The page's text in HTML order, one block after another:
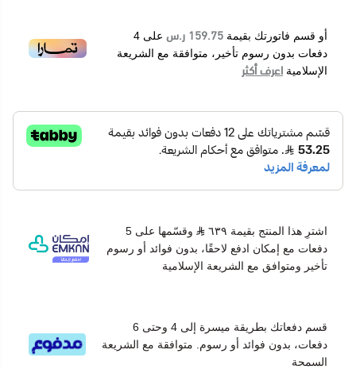
أو قسم فاتورتك بقيمة 159.75 ر.س على 4
دفعات بدون رسوم تأخير، متوافقة مع الشريعة
الإسلامية اعرف أكثر
اشترِ هذا المنتج بقيمة ٦٣٩
وقسّمها على 5
دفعات مع إمكان ادفع لاحقًا، بدون فوائد أو رسوم
تأخير ومتوافق مع الشريعة الإسلامية
قسم دفعاتك بطريقة ميسرة إلى 4 وحتى 6
دفعات، بدون فوائد أو رسوم. متوافقة مع الشريعة
السمحة